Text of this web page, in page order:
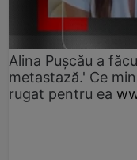
Alina Pușcău a
metastază.' Ce
rugat pentru ea